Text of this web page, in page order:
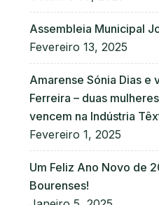
Assembleia Municipal
Fevereiro 13, 2025
Amarense Sónia Dias e
Ferreira – duas
vencem na Indústria
Fevereiro 1, 2025
Um Feliz Ano Novo de
Bourenses!